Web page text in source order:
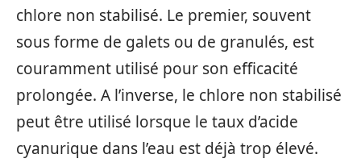
chlore non stabilisé. Le premier, souvent
sous forme de galets ou de granulés, est
couramment utilisé pour son efficacité
prolongée. A l’inverse, le chlore non stabilisé
peut être utilisé lorsque le taux d’acide
cyanurique dans l’eau est déjà trop élevé.